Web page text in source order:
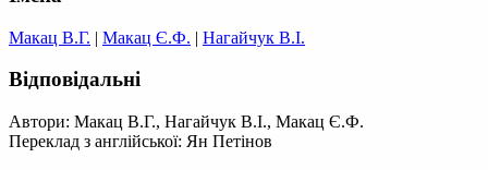
Макац В.Г. | Макац Є.Ф. | Нагайчук В.І.
Відповідальні
Автори: Макац В.Г., Нагайчук В.І., Макац Є.Ф.
Переклад з англійської: Ян Петінов